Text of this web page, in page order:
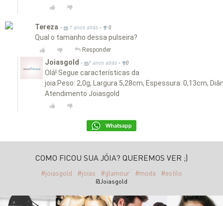
Tereza • 7 anos atrás • 0
Qual o tamanho dessa pulseira?
Responder
Joiasgold • 7 anos atrás • 0
Olá! Segue características da
joia:Peso: 2,0g, Largura 5,28cm, Espessura: 0,13cm,
Atendimento Joiasgold
COMO FICOU SUA JÓIA? QUEREMOS VER ;)
#joiasgold #joias #glamour #moda #estilo
@Joiasgold